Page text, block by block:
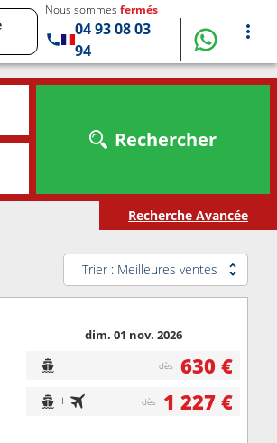
Nous sommes fermés
04 93 08 03
94
Rechercher
Recherche Avancée
Trier : Meilleures ventes
dim. 01 nov. 2026
dès 630 €
+ dès 1 227 €